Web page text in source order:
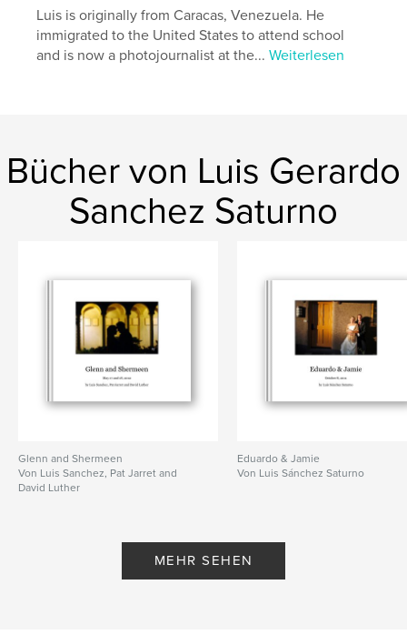
Luis is originally from Caracas, Venezuela. He
immigrated to the United States to attend school
and is now a photojournalist at the...Weiterlesen
Bücher von Luis Gerardo
Sanchez Saturno
Glenn and Shermeen
Von Luis Sanchez, Pat Jarret and
David Luther
Eduardo & Jamie
Von Luis Sánchez Saturno
MEHR SEHEN